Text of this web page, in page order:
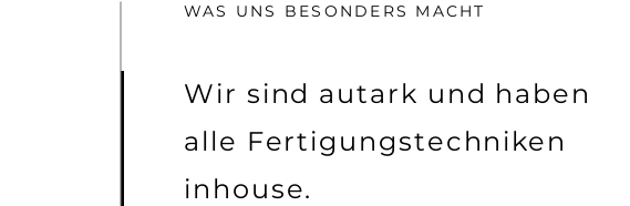
WAS UNS BESONDERS MACHT
Wir sind autark und haben
alle Fertigungstechniken
inhouse.